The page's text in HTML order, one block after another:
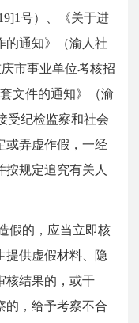
号）、《关于进
的通知》（渝人社
市事业单位考核招
文件的通知》（渝
受纪检监察和社会
或弄虚作假，一经
规定追究有关人
假的，应当立即核
提供虚假材料、隐
核结果的，或干
的，给予考察不合